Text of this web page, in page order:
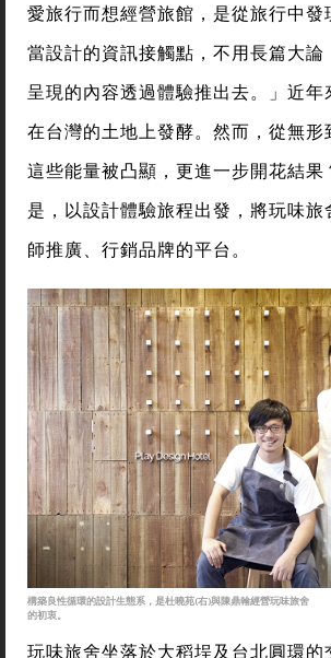
愛旅行而想經營旅館，是從旅行中發
當設計的資訊接觸點，不用長篇大論
呈現的內容透過體驗推出去。」近年
在台灣的土地上發酵。然而，從無形
這些能量被凸顯，更進一步開花結果
是，以設計體驗旅程出發，將玩味旅
師推廣、行銷品牌的平台。
構築良性循環的設計生態系，是杜曉苑(右)與陳鼎翰經營玩味旅舍
的初衷。
玩味旅舍坐落於大稻埕及台北圓環的